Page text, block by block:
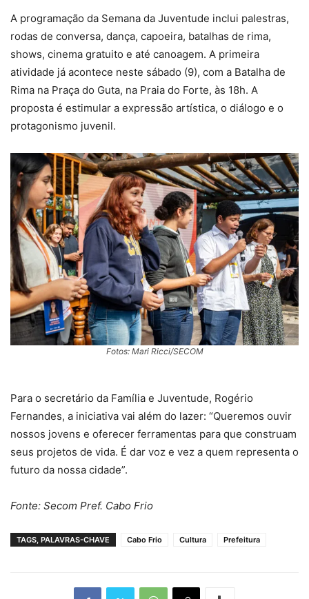
A programação da Semana da Juventude inclui palestras,
rodas de conversa, dança, capoeira, batalhas de rima,
shows, cinema gratuito e até canoagem. A primeira
atividade já acontece neste sábado (9), com a Batalha de
Rima na Praça do Guta, na Praia do Forte, às 18h. A
proposta é estimular a expressão artística, o diálogo e o
protagonismo juvenil.
Fotos: Mari Ricci/SECOM
Para o secretário da Família e Juventude, Rogério
Fernandes, a iniciativa vai além do lazer: “Queremos ouvir
nossos jovens e oferecer ferramentas para que construam
seus projetos de vida. É dar voz e vez a quem representa o
futuro da nossa cidade”.
Fonte: Secom Pref. Cabo Frio
TAGS, PALAVRAS-CHAVE Cabo Frio Cultura Prefeitura